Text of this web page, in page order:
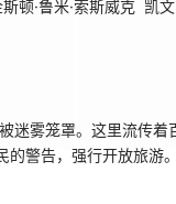
顿·鲁米·索斯威克 凯
迷雾笼罩。这里流传
的警告，强行开放旅游